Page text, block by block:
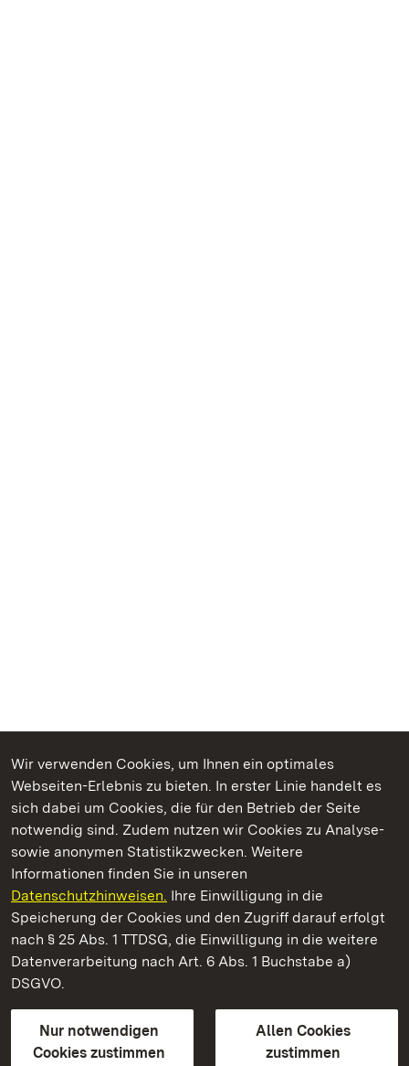
Wir verwenden Cookies, um Ihnen ein optimales
Webseiten-Erlebnis zu bieten. In erster Linie handelt es
sich dabei um Cookies, die für den Betrieb der Seite
notwendig sind. Zudem nutzen wir Cookies zu Analyse-
sowie anonymen Statistikzwecken. Weitere
Informationen finden Sie in unseren
Datenschutzhinweisen. Ihre Einwilligung in die
Speicherung der Cookies und den Zugriff darauf erfolgt
nach § 25 Abs. 1 TTDSG, die Einwilligung in die weitere
Datenverarbeitung nach Art. 6 Abs. 1 Buchstabe a)
DSGVO.
Nur notwendigen
Cookies zustimmen
Allen Cookies
zustimmen
Kommen. Staunen. Genießen.
Schloss Bruchsal
Staatliche Schlösser und Gärten Baden-Württemberg
Kontakt
GebärdenspracheLeichte Sprache
Erklärung zur Barrierefreiheit
BITV-konform (geprüfte Seiten)